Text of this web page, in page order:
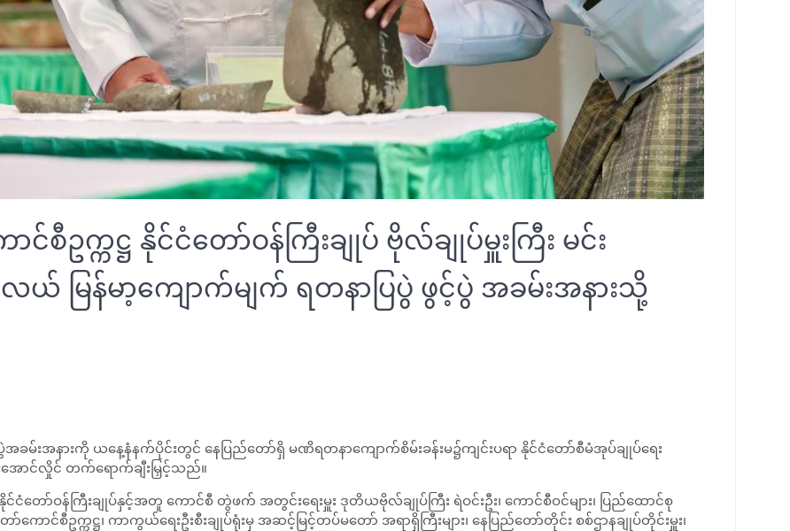
စီဥက္ကဋ္ဌ နိုင်ငံတော်ဝန်ကြီးချုပ် ဗိုလ်ချုပ်မှူးကြီး မင်း
ယ် မြန်မာ့ကျောက်မျက် ရတနာပြပွဲ ဖွင့်ပွဲ အခမ်းအနားသို့
အခမ်းအနားကို ယနေ့နံနက်ပိုင်းတွင် နေပြည်တော်ရှိ မဏိရတနာကျောက်စိမ်းခန်းမ၌ကျင်းပရာ နိုင်ငံတော်စီမံအုပ်ချုပ်ရေး
းအောင်လှိုင် တက်ရောက်ချီးမြှင့်သည်။
င်ငံတော်ဝန်ကြီးချုပ်နှင့်အတူ ကောင်စီ တွဲဖက် အတွင်းရေးမှူး ဒုတိယဗိုလ်ချုပ်ကြီး ရဲဝင်းဦး၊ ကောင်စီဝင်များ၊ ပြည်ထောင်စု
ာ်ကောင်စီဥက္ကဋ္ဌ၊ ကာကွယ်ရေးဦးစီးချုပ်ရုံးမှ အဆင့်မြင့်တပ်မတော် အရာရှိကြီးများ၊ နေပြည်တော်တိုင်း စစ်ဌာနချုပ်တိုင်းမှူး၊